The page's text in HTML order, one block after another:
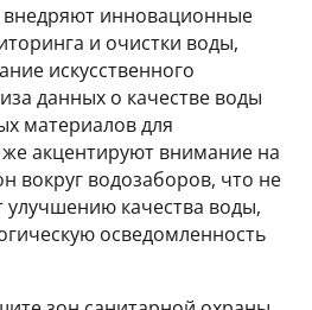
инновационные
и очистки воды,
искусственного
данных о качестве воды
материалов для
акцентируют внимание на
вокруг водозаборов, что не
улучшению качества воды,
осведомленность